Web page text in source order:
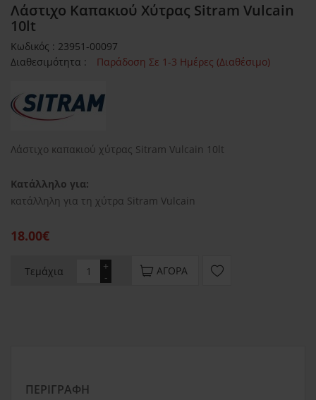
Λάστιχο Καπακιού Χύτρας Sitram Vulcain
10lt
Κωδικός : 23951-00097
Διαθεσιμότητα :
Παράδοση Σε 1-3 Ημέρες (Διαθέσιμο)
Λάστιχο καπακιού χύτρας Sitram Vulcain 10lt
Κατάλληλο για:
κατάλληλη για τη χύτρα Sitram Vulcain
18.00€
Τεμάχια -
+ ΑΓΟΡΆ
ΠΕΡΙΓΡΑΦΉ